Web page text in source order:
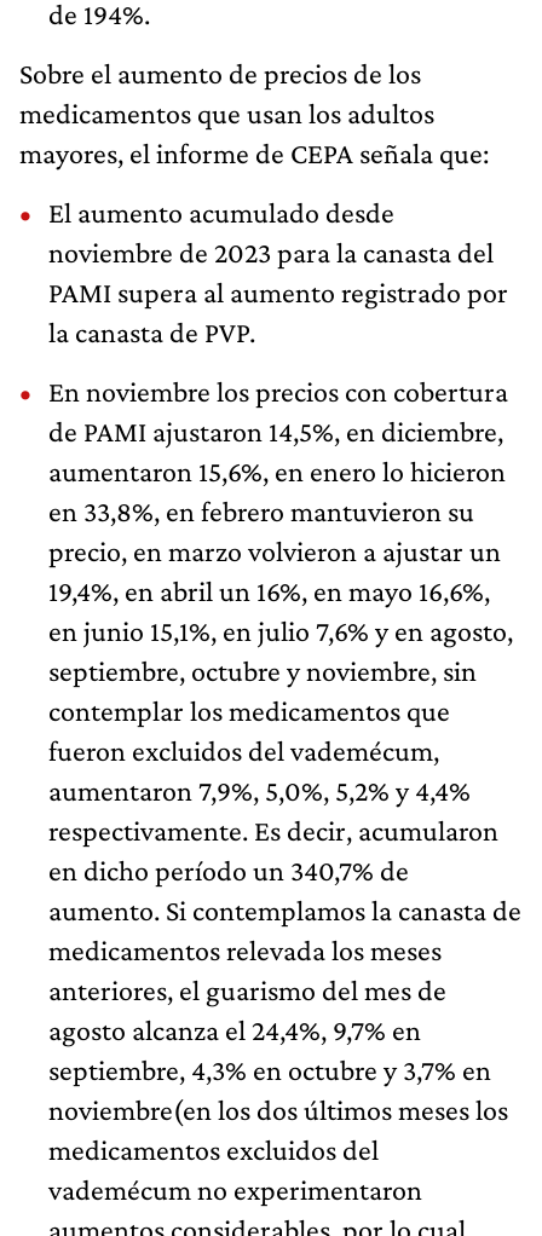
de 194%.
Sobre el aumento de precios de los
medicamentos que usan los adultos
mayores, el informe de CEPA señala que:
El aumento acumulado desde
noviembre de 2023 para la canasta del
PAMI supera al aumento registrado por
la canasta de PVP.
En noviembre los precios con cobertura
de PAMI ajustaron 14,5%, en diciembre,
aumentaron 15,6%, en enero lo hicieron
en 33,8%, en febrero mantuvieron su
precio, en marzo volvieron a ajustar un
19,4%, en abril un 16%, en mayo 16,6%,
en junio 15,1%, en julio 7,6% y en agosto,
septiembre, octubre y noviembre, sin
contemplar los medicamentos que
fueron excluidos del vademécum,
aumentaron 7,9%, 5,0%, 5,2% y 4,4%
respectivamente. Es decir, acumularon
en dicho período un 340,7% de
aumento. Si contemplamos la canasta de
medicamentos relevada los meses
anteriores, el guarismo del mes de
agosto alcanza el 24,4%, 9,7% en
septiembre, 4,3% en octubre y 3,7% en
noviembre(en los dos últimos meses los
medicamentos excluidos del
vademécum no experimentaron
aumentos considerables, por lo cual